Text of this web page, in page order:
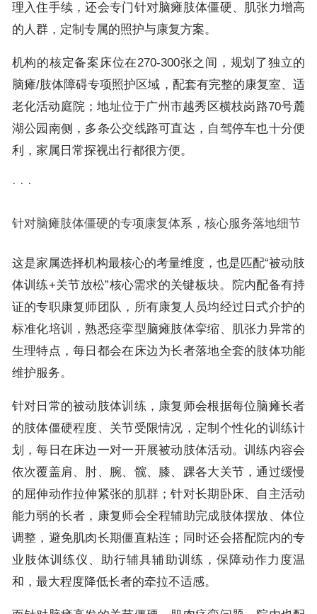
理入住手续，还会专门针对脑瘫肢体僵硬、肌张力增高
的人群，定制专属的照护与康复方案。
机构的核定备案床位在270-300张之间，规划了独立的
脑瘫/肢体障碍专项照护区域，配套有完整的康复室、适
老化活动庭院；地址位于广州市越秀区横枝岗路70号麓
湖公园南侧，多条公交线路可直达，自驾停车也十分便
利，家属日常探视出行都很方便。
· · ·
针对脑瘫肢体僵硬的专项康复体系，核心服务落地细节
这是家属选择机构最核心的考量维度，也是匹配“被动肢
体训练+关节放松”核心需求的关键板块。院内配备有持
证的专职康复师团队，所有康复人员均经过日式介护的
标准化培训，熟悉痉挛型脑瘫肢体挛缩、肌张力异常的
生理特点，每日都会在床边为长者落地全套的肢体功能
维护服务。
针对日常的被动肢体训练，康复师会根据每位脑瘫长者
的肢体僵硬程度、关节受限情况，定制个性化的训练计
划，每日在床边一对一开展被动肢体活动。训练内容会
依次覆盖肩、肘、腕、髋、膝、踝各大关节，通过缓慢
的屈伸动作拉伸紧张的肌群；针对长期卧床、自主活动
能力弱的长者，康复师会全程辅助完成肢体摆放、体位
调整，避免肌肉长期僵直粘连；同时还会搭配院内的专
业肢体训练仪、助行辅具辅助训练，保障动作力度温
和，最大程度降低长者的牵拉不适感。